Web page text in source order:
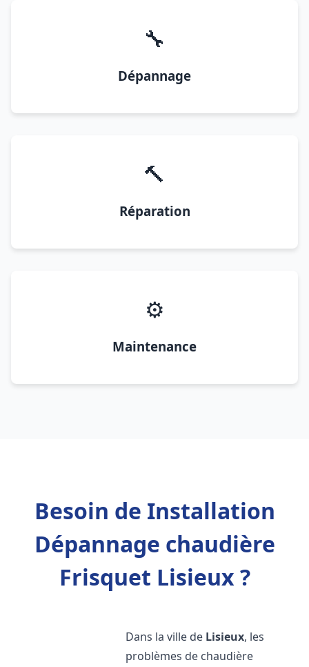
🔧
Dépannage
🔨
Réparation
⚙️
Maintenance
Besoin de Installation
Dépannage chaudière
Frisquet Lisieux ?
Dans la ville de Lisieux, les
problèmes de chaudière